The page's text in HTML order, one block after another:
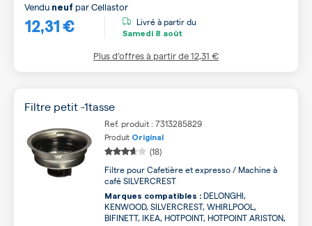
12,31 €
Vendu neuf parCellastor
Livré à partir du
Samedi 8 août
Plus d’offres à partir de12,31 €
Filtre petit -1tasse
Ref. produit : 7313285829
Produit Original
(18)
Filtre pour Cafetière et expresso / Machine à
café SILVERCREST
Marques compatibles : DELONGHI,
KENWOOD, SILVERCREST, WHIRLPOOL,
BIFINETT, IKEA, HOTPOINT, HOTPOINT ARISTON,